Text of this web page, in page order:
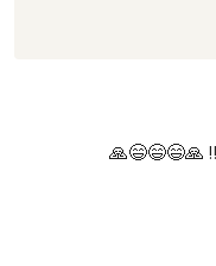
🙏😄😄😄🙏